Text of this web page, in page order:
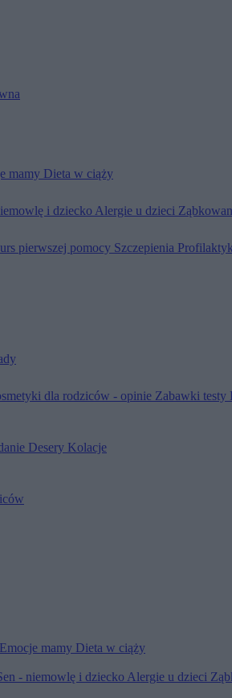
mamy Dieta w ciąży
i dziecko Alergie u dzieci
pierwszej pomocy Szczepienia
dla rodziców - opinie Zabawki testy
Desery Kolacje
Emocje mamy Dieta w ciąży
- niemowlę i dziecko Alergie u dzieci